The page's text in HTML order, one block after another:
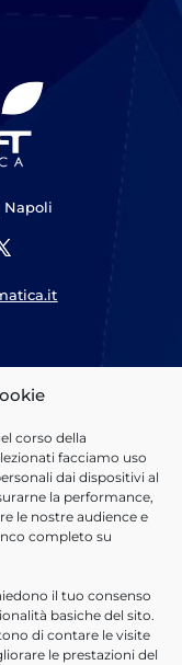
corso della
facciamo uso
dai dispositivi al
la performance,
le nostre audience e
completo su
il tuo consenso
basiche del sito.
di contare le visite
le prestazioni del
Napoli
dei nostri
piattaforme
applicativi custom